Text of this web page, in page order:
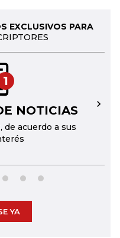
EXCLUSIVOS PARA
1
NOTICIAS
de acuerdo a sus
→
YA